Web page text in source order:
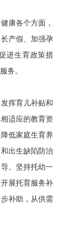
康各个方面，
产假、加强孕
进生育政策措
务。
挥育儿补贴和
适应的教育资
低家庭生育养
出生缺陷防治
。坚持托幼一
展托育服务补
补助，从供需